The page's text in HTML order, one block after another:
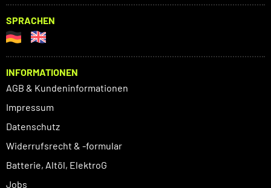
SPRACHEN
INFORMATIONEN
AGB & Kundeninformationen
Impressum
Datenschutz
Widerrufsrecht & -formular
Batterie, Altöl, ElektroG
Jobs